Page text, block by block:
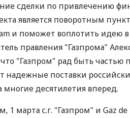
сделки по привлечению
является поворотным
и поможет воплотить идею в
правления "Газпрома"
"Газпром" рад быть частью
надежные поставки
многие десятилетия вперед.
1 марта с.г. "Газпром" и Gaz